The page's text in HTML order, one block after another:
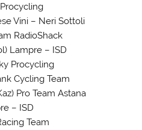
Vini – Neri Sottoli
RadioShack
Lampre – ISD
Procycling
Cycling Team
Pro Team Astana
– ISD
Team